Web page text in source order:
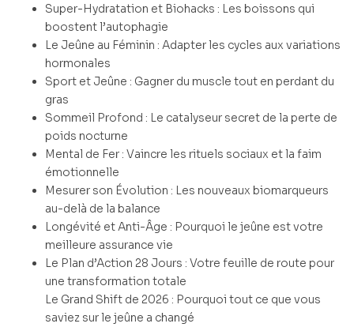
Super-Hydratation et Biohacks : Les boissons qui
boostent l’autophagie
Le Jeûne au Féminin : Adapter les cycles aux variations
hormonales
Sport et Jeûne : Gagner du muscle tout en perdant du
gras
Sommeil Profond : Le catalyseur secret de la perte de
poids nocturne
Mental de Fer : Vaincre les rituels sociaux et la faim
émotionnelle
Mesurer son Évolution : Les nouveaux biomarqueurs
au-delà de la balance
Longévité et Anti-Âge : Pourquoi le jeûne est votre
meilleure assurance vie
Le Plan d’Action 28 Jours : Votre feuille de route pour
une transformation totale
Le Grand Shift de 2026 : Pourquoi tout ce que vous
saviez sur le jeûne a changé